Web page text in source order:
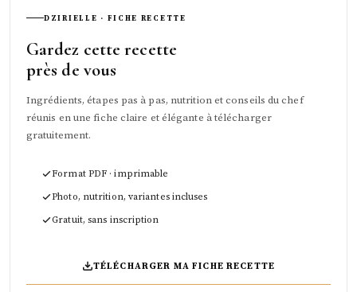
DZIRIELLE · FICHE RECETTE
Gardez cette recette
près de vous
Ingrédients, étapes pas à pas, nutrition et conseils du chef
réunis en une fiche claire et élégante à télécharger
gratuitement.
Format PDF · imprimable
Photo, nutrition, variantes incluses
Gratuit, sans inscription
TÉLÉCHARGER MA FICHE RECETTE